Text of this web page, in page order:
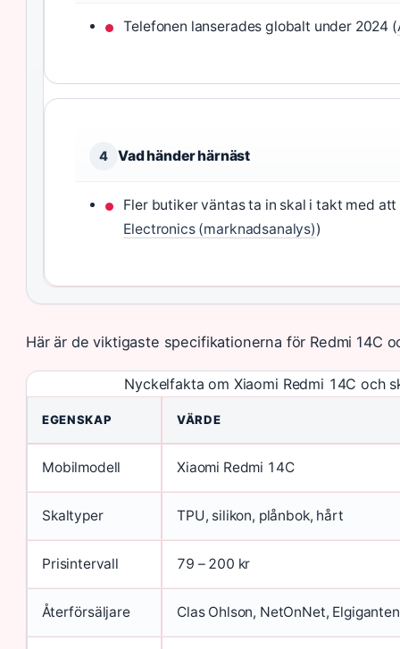
Telefonen lanserades globalt under 2024 (
4 Vad händer härnäst
Fler butiker väntas ta in skal i takt med
Electronics (marknadsanalys))
Här är de viktigaste specifikationerna för Redmi 14C
Nyckelfakta om Xiaomi Redmi 14C och
EGENSKAP VÄRDE
Mobilmodell Xiaomi Redmi 14C
Skaltyper TPU, silikon, plånbok, hårt
Prisintervall 79 – 200 kr
Återförsäljare Clas Ohlson, NetOnNet,